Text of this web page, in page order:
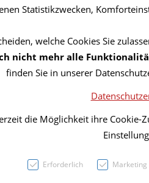
Statistikzwecken,
welche Cookies Sie
nicht mehr alle
finden Sie in unserer
die Möglichkeit ihre
Erforderlich Marketing